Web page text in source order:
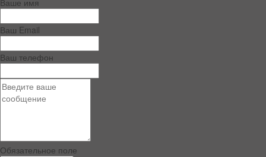
Ваше имя
Ваш Email
Ваш телефон
Обязательное поле